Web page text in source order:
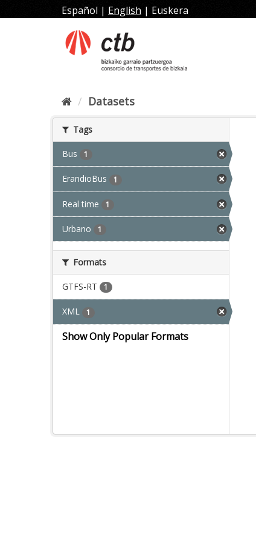
to
Español | English | Euskera
Datasets
Tags
Bus 1
ErandioBus 1
Real time 1
Urbano 1
Formats
GTFS-RT 1
XML 1
Show Only Popular Formats